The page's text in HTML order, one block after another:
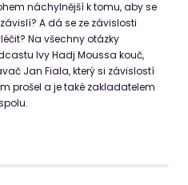
náchylnější k tomu, aby se
A dá se ze závislosti
Na všechny otázky
Ivy Hadj Moussa kouč,
Jan Fiala, který si závislostí
prošel a je také zakladatelem